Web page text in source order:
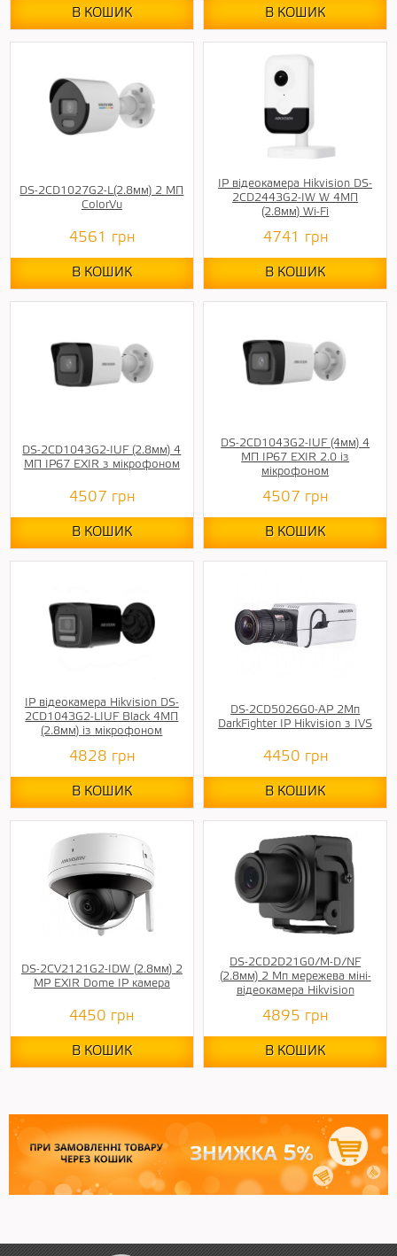
В КОШИК В КОШИК
DS-2CD1027G2-L(2.8мм) 2 МП
ColorVu
4561 грн
В КОШИК
IP відеокамера Hikvision DS-
2CD2443G2-IW W 4МП
(2.8мм) Wi-Fi
4741 грн
В КОШИК
DS-2CD1043G2-IUF (2.8мм) 4
МП IP67 EXIR з мікрофоном
4507 грн
В КОШИК
DS-2CD1043G2-IUF (4мм) 4
МП IP67 EXIR 2.0 із
мікрофоном
4507 грн
В КОШИК
IP відеокамера Hikvision DS-
2CD1043G2-LIUF Black 4МП
(2.8мм) із мікрофоном
4828 грн
В КОШИК
DS-2CD5026G0-AP 2Мп
DarkFighter IP Hikvision з IVS
4450 грн
В КОШИК
DS-2CV2121G2-IDW (2.8мм) 2
MP EXIR Dome IP камера
4450 грн
В КОШИК
DS-2CD2D21G0/M-D/NF
(2.8мм) 2 Мп мережева міні-
відеокамера Hikvision
4895 грн
В КОШИК